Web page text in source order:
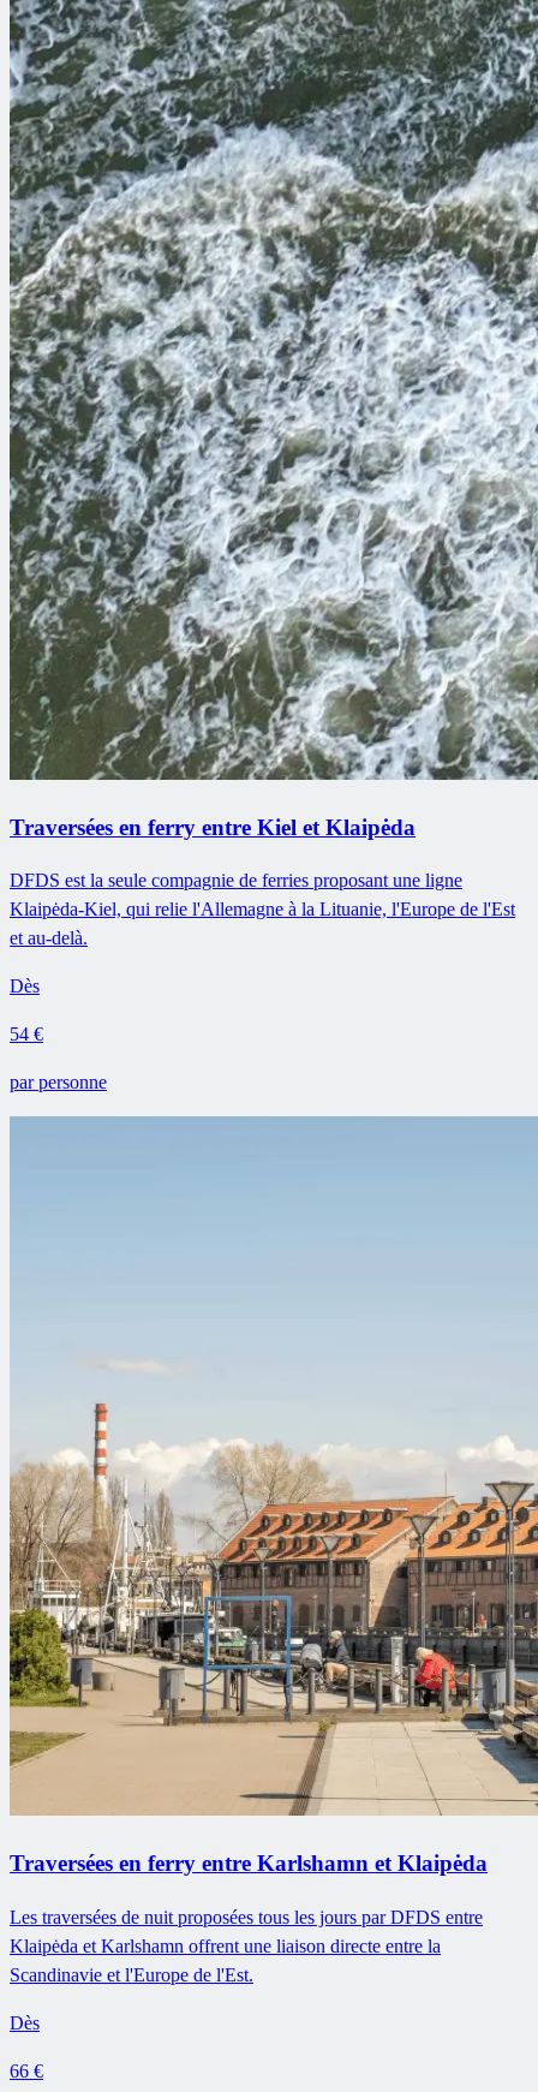
Traversées en ferry entre Kiel et Klaipėda
DFDS est la seule compagnie de ferries proposant une ligne
Klaipėda-Kiel, qui relie l'Allemagne à la Lituanie, l'Europe de l'Est
et au-delà.
Dès
54 €
par personne
Traversées en ferry entre Karlshamn et Klaipėda
Les traversées de nuit proposées tous les jours par DFDS entre
Klaipėda et Karlshamn offrent une liaison directe entre la
Scandinavie et l'Europe de l'Est.
Dès
66 €